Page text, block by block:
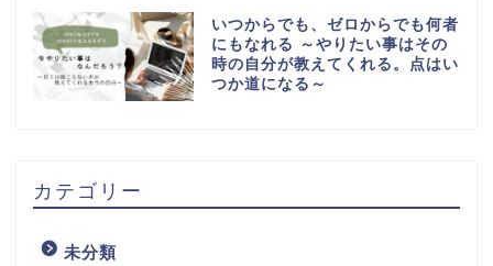
いつからでも、ゼロからでも何者
にもなれる ～やりたい事はその
時の自分が教えてくれる。点はい
つか道になる～
カテゴリー
未分類